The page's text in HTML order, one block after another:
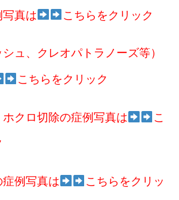
写真は こちらをクリック
ュ、クレオパトラノーズ等）
こちらをクリック
クロ切除の症例写真は こ
例写真は こちらをクリッ